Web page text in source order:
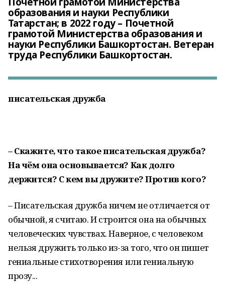
образования и науки Республики
Татарстан; в 2022 году – Почетной
грамотой Министерства образования и
науки Республики Башкортостан. Ветеран
труда Республики Башкортостан.
писательская дружба
– Скажите, что такое писательская дружба?
На чём она основывается? Как долго
держится? С кем вы дружите? Против кого?
– Писательская дружба ничем не отличается от
обычной, я считаю. И строится она на обычных
человеческих чувствах. Наверное, с человеком
нельзя дружить только из-за того, что он пишет
гениальные стихотворения или гениальную
прозу...